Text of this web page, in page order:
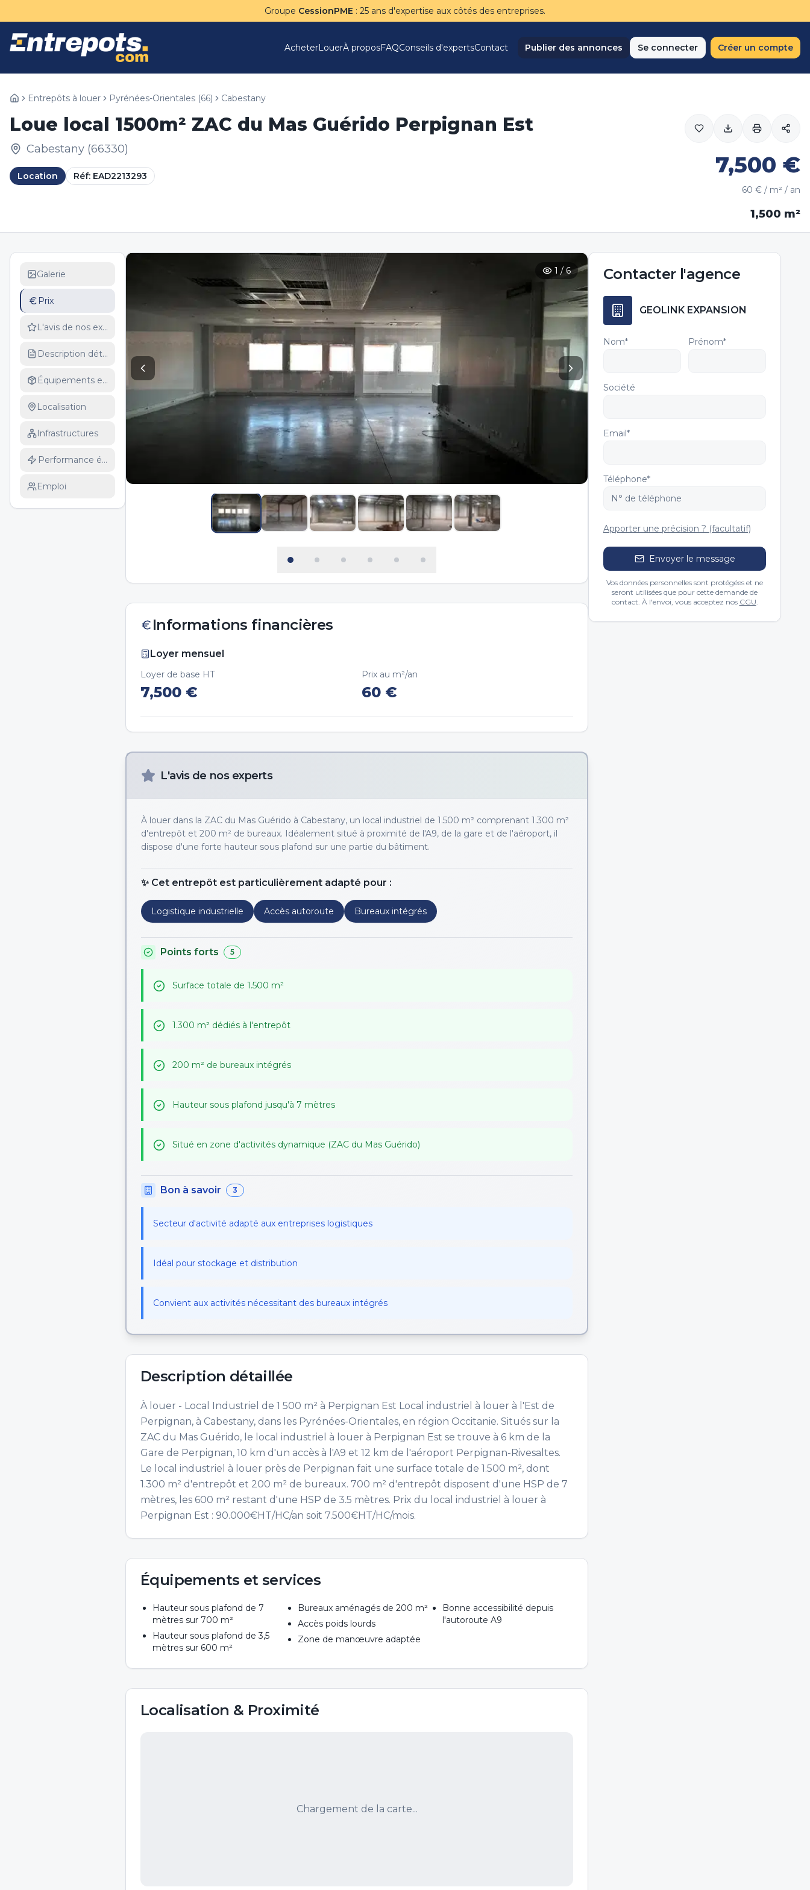
Groupe CessionPME : 25 ans d'expertise aux côtés des entreprises.
AcheterLouerÀ proposFAQConseils d'expertsContact Publier des annonces Se connecter Créer un compte
Entrepôts à louer Pyrénées-Orientales (66) Cabestany
Loue local 1500m² ZAC du Mas Guérido Perpignan Est
Cabestany (66330)
Location Réf: EAD2213293 7,500 €
60 € / m² / an
1,500 m²
Galerie
Prix
L'avis de nos experts
Description détaillée
Équipements et services
Localisation
Infrastructures
Performance énergétique
Emploi
1 /6
Informations financières
Loyer mensuel
Loyer de base HT
7,500 €
Prix au m²/an
60 €
L'avis de nos experts
À louer dans la ZAC du Mas Guérido à Cabestany, un local industriel de 1.500 m² comprenant 1.300 m²
d'entrepôt et 200 m² de bureaux. Idéalement situé à proximité de l'A9, de la gare et de l'aéroport, il
dispose d'une forte hauteur sous plafond sur une partie du bâtiment.
✨ Cet entrepôt est particulièrement adapté pour :
Logistique industrielle Accès autoroute Bureaux intégrés
Points forts 5
Surface totale de 1.500 m²
1.300 m² dédiés à l'entrepôt
200 m² de bureaux intégrés
Hauteur sous plafond jusqu'à 7 mètres
Situé en zone d'activités dynamique (ZAC du Mas Guérido)
Bon à savoir 3
Secteur d'activité adapté aux entreprises logistiques
Idéal pour stockage et distribution
Convient aux activités nécessitant des bureaux intégrés
Description détaillée
À louer - Local Industriel de 1 500 m² à Perpignan Est Local industriel à louer à l'Est de
Perpignan, à Cabestany, dans les Pyrénées-Orientales, en région Occitanie. Situés sur la
ZAC du Mas Guérido, le local industriel à louer à Perpignan Est se trouve à 6 km de la
Gare de Perpignan, 10 km d'un accès à l'A9 et 12 km de l'aéroport Perpignan-Rivesaltes.
Le local industriel à louer près de Perpignan fait une surface totale de 1.500 m², dont
1.300 m² d'entrepôt et 200 m² de bureaux. 700 m² d'entrepôt disposent d'une HSP de 7
mètres, les 600 m² restant d'une HSP de 3.5 mètres. Prix du local industriel à louer à
Perpignan Est : 90.000€HT/HC/an soit 7.500€HT/HC/mois.
Équipements et services
Hauteur sous plafond de 7
mètres sur 700 m²
Hauteur sous plafond de 3,5
mètres sur 600 m²
Bureaux aménagés de 200 m²
Accès poids lourds
Zone de manœuvre adaptée
Bonne accessibilité depuis
l'autoroute A9
Localisation & Proximité
Chargement de la carte...
Contacter l'agence
GEOLINK EXPANSION
Nom* Prénom*
Société
Email*
Téléphone*
Apporter une précision ? (facultatif)
Envoyer le message
Vos données personnelles sont protégées et ne
seront utilisées que pour cette demande de
contact. À l'envoi, vous acceptez nos CGU.